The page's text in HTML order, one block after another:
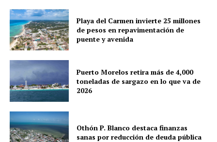
Playa del Carmen invierte 25 millones
de pesos en repavimentación de
puente y avenida
Puerto Morelos retira más de 4,000
toneladas de sargazo en lo que va de
2026
Othón P. Blanco destaca finanzas
sanas por reducción de deuda pública